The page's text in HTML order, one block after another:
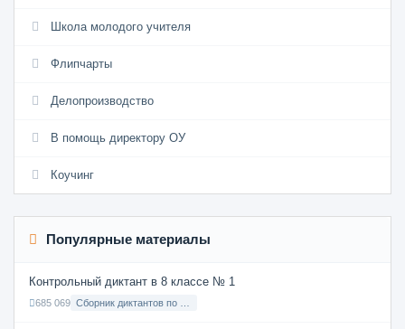
Школа молодого учителя
Флипчарты
Делопроизводство
В помощь директору ОУ
Коучинг
Популярные материалы
Контрольный диктант в 8 классе № 1
685 069